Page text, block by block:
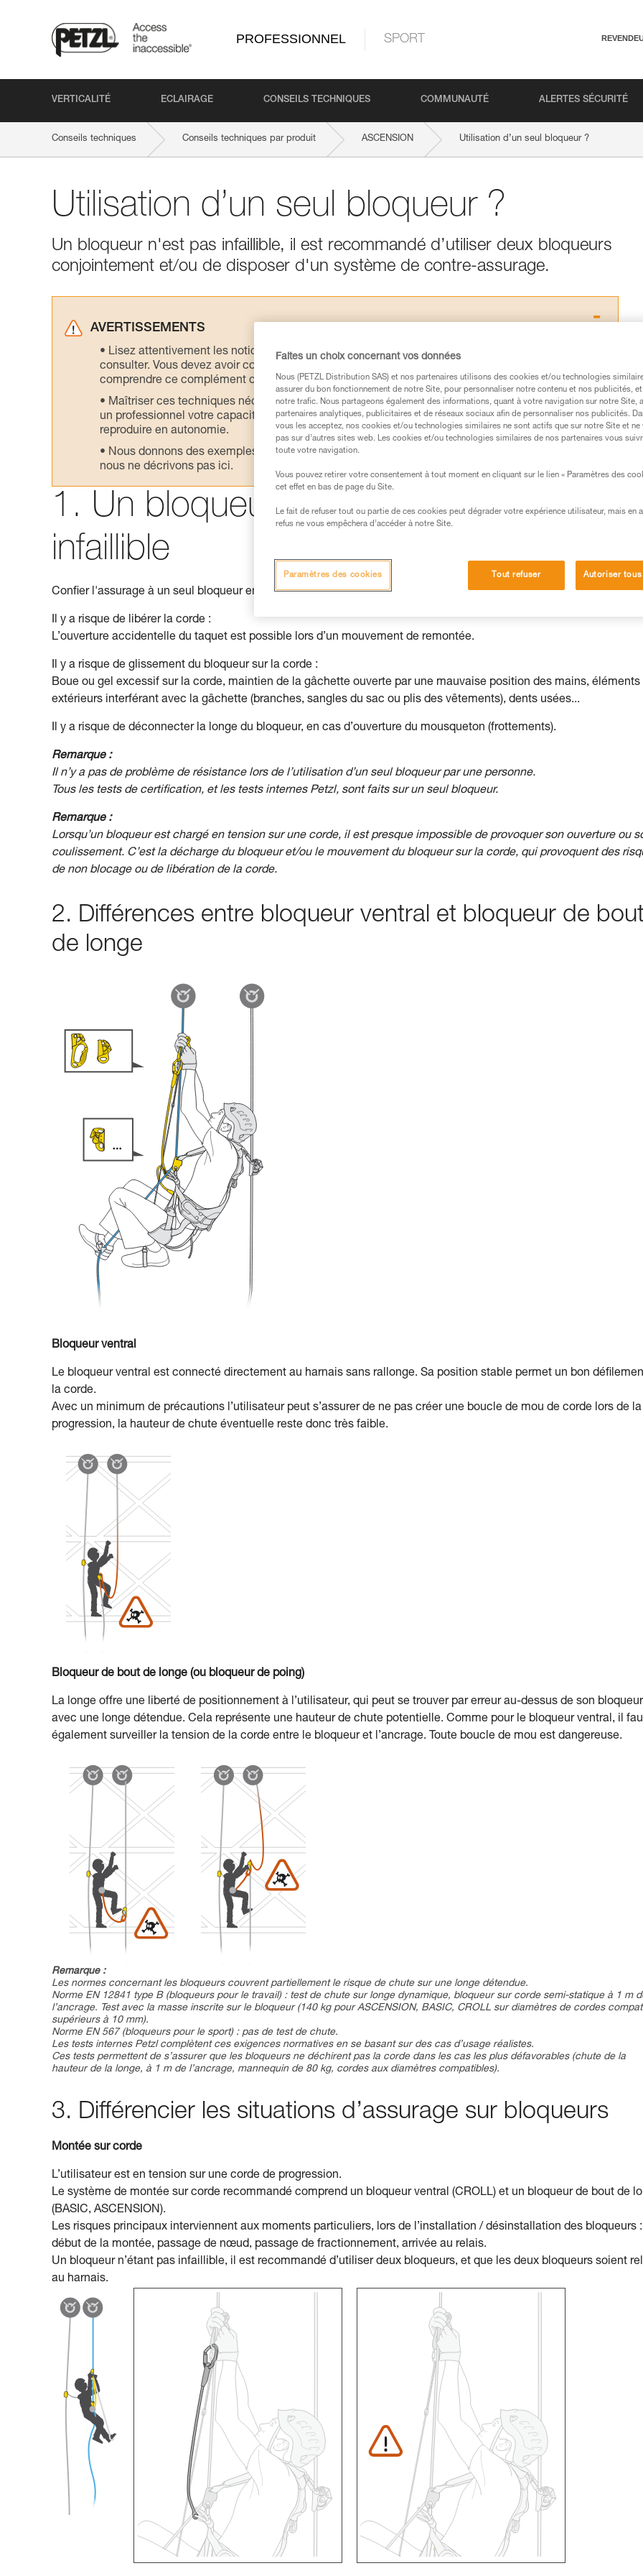
PROFESSIONNEL SPORT
VERTICALITÉ ECLAIRAGE CONSEILS TECHNIQUES COMMUNAUTÉ ALERTES SÉCURITÉ
Conseils techniques Conseils techniques par produit ASCENSION Utilisation d’un seul bloqueur ?
Utilisation d’un seul bloqueur ?
Un bloqueur n'est pas infaillible, il est recommandé d’utiliser deux bloqueurs
conjointement et/ou de disposer d'un système de contre-assurage.
AVERTISSEMENTS
Lisez attentivement les notices techniques des produits utilisés dans ce conseil avant de le
consulter. Vous devez avoir compris les informations de la notice technique pour pouvoir
comprendre ce complément d’informations.
Maîtriser ces techniques nécessite une formation et un entraînement spécifique. Validez avec
un professionnel votre capacité à refaire la manipulation, seul, en toute sécurité, avant de la
reproduire en autonomie.
Nous donnons des exemples de techniques liées à votre activité. Il peut en exister d’autres que
nous ne décrivons pas ici.
1. Un bloqueur n’est pas
infaillible
Confier l'assurage à un seul bloqueur en mouvement sur la corde n'est pas sans risque.
Il y a risque de libérer la corde :
L’ouverture accidentelle du taquet est possible lors d’un mouvement de remontée.
Il y a risque de glissement du bloqueur sur la corde :
Boue ou gel excessif sur la corde, maintien de la gâchette ouverte par une mauvaise position des mains, éléments
extérieurs interférant avec la gâchette (branches, sangles du sac ou plis des vêtements), dents usées...
Il y a risque de déconnecter la longe du bloqueur, en cas d’ouverture du mousqueton (frottements).
Remarque :
Il n’y a pas de problème de résistance lors de l’utilisation d’un seul bloqueur par une personne.
Tous les tests de certification, et les tests internes Petzl, sont faits sur un seul bloqueur.
Remarque :
Lorsqu’un bloqueur est chargé en tension sur une corde, il est presque impossible de provoquer son ouverture ou
coulissement. C’est la décharge du bloqueur et/ou le mouvement du bloqueur sur la corde, qui provoquent des
de non blocage ou de libération de la corde.
2. Différences entre bloqueur ventral et bloqueur de
de longe
Bloqueur ventral
Le bloqueur ventral est connecté directement au harnais sans rallonge. Sa position stable permet un bon
la corde.
Avec un minimum de précautions l’utilisateur peut s’assurer de ne pas créer une boucle de mou de corde lors de la
progression, la hauteur de chute éventuelle reste donc très faible.
Bloqueur de bout de longe (ou bloqueur de poing)
La longe offre une liberté de positionnement à l’utilisateur, qui peut se trouver par erreur au-dessus de son
avec une longe détendue. Cela représente une hauteur de chute potentielle. Comme pour le bloqueur ventral, il
également surveiller la tension de la corde entre le bloqueur et l’ancrage. Toute boucle de mou est dangereuse.
Remarque :
Les normes concernant les bloqueurs couvrent partiellement le risque de chute sur une longe détendue.
Norme EN 12841 type B (bloqueurs pour le travail) : test de chute sur longe dynamique, bloqueur sur corde semi-statique à 1 m
l’ancrage. Test avec la masse inscrite sur le bloqueur (140 kg pour ASCENSION, BASIC, CROLL sur diamètres de cordes
supérieurs à 10 mm).
Norme EN 567 (bloqueurs pour le sport) : pas de test de chute.
Les tests internes Petzl complètent ces exigences normatives en se basant sur des cas d’usage réalistes.
Ces tests permettent de s’assurer que les bloqueurs ne déchirent pas la corde dans les cas les plus défavorables (chute de la
hauteur de la longe, à 1 m de l’ancrage, mannequin de 80 kg, cordes aux diamètres compatibles).
3. Différencier les situations d’assurage sur bloqueurs
Montée sur corde
L’utilisateur est en tension sur une corde de progression.
Le système de montée sur corde recommandé comprend un bloqueur ventral (CROLL) et un bloqueur de bout de
(BASIC, ASCENSION).
Les risques principaux interviennent aux moments particuliers, lors de l’installation / désinstallation des bloqueurs :
début de la montée, passage de nœud, passage de fractionnement, arrivée au relais.
Un bloqueur n’étant pas infaillible, il est recommandé d’utiliser deux bloqueurs, et que les deux bloqueurs soient
au harnais.
Faites un choix concernant vos données
Nous (PETZL Distribution SAS) et nos partenaires utilisons des cookies et/ou technologies
assurer du bon fonctionnement de notre Site, pour personnaliser notre contenu et nos publicités,
notre trafic. Nous partageons également des informations, quant à votre navigation sur notre Site,
partenaires analytiques, publicitaires et de réseaux sociaux afin de personnaliser nos publicités.
vous les acceptez, nos cookies et/ou technologies similaires ne sont actifs que sur notre Site et ne
pas sur d’autres sites web. Les cookies et/ou technologies similaires de nos partenaires vous
toute votre navigation.
Vous pouvez retirer votre consentement à tout moment en cliquant sur le lien « Paramètres des
cet effet en bas de page du Site.
Le fait de refuser tout ou partie de ces cookies peut dégrader votre expérience utilisateur, mais en
refus ne vous empêchera d’accéder à notre Site.
Tout refuser Autoriser
Paramètres des cookies